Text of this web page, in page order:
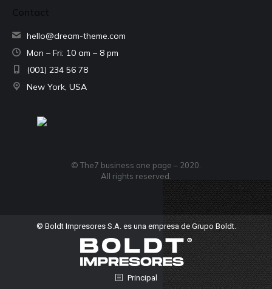
hello@dream-theme.com
Mon – Fri: 10 am – 8 pm
(001) 234 56 78
New York, USA
© The7 business one page – 2020.
All rights reserved.
© Boldt Impresores S.A. es una empresa de Grupo Boldt.
Principal